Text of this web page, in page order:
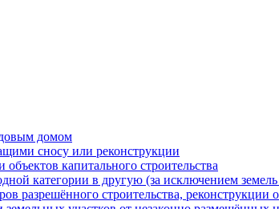
домом
сносу или реконструкции
капитального строительства
категории в другую (за исключением земель
разрешённого строительства, реконструкции